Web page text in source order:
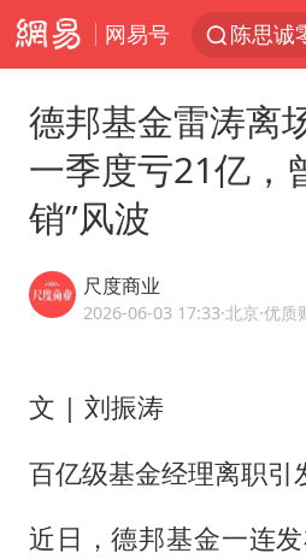
网易号
老挝国
德邦基金雷涛离
一季度亏21亿，
销”风波
尺度商业
2026-06-03 17:33·北京·优质
文 | 刘振涛
百亿级基金经理离职引
近日，德邦基金一连